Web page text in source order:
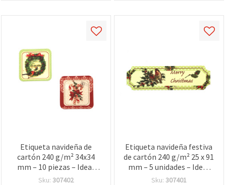
Etiqueta navideña de
cartón 240 g/m² 34x34
mm – 10 piezas – Ideal
para envolver regalos,
Sku: 307402
Etiqueta navideña festiva
de cartón 240 g/m² 25 x 91
mm – 5 unidades – Ideal
para envolver regalos,
Sku: 307401